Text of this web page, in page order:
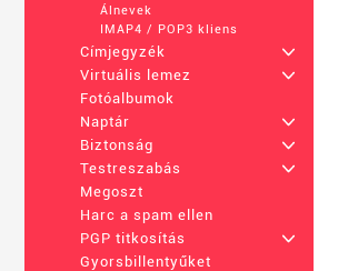
Álnevek
IMAP4 / POP3 kliens
Címjegyzék
+
Virtuális lemez
+
Fotóalbumok
Naptár
+
Biztonság
+
Testreszabás
+
Megoszt
Harc a spam ellen
PGP titkosítás
+
Gyorsbillentyűket